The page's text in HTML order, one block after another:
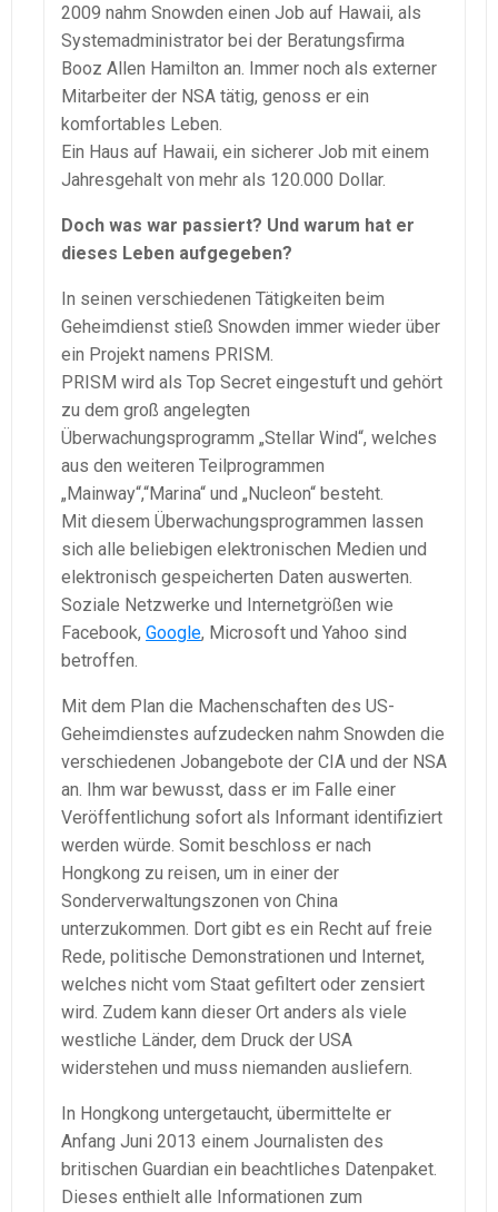
2009 nahm Snowden einen Job auf Hawaii, als
Systemadministrator bei der Beratungsfirma
Booz Allen Hamilton an. Immer noch als externer
Mitarbeiter der NSA tätig, genoss er ein
komfortables Leben.
Ein Haus auf Hawaii, ein sicherer Job mit einem
Jahresgehalt von mehr als 120.000 Dollar.
Doch was war passiert? Und warum hat er
dieses Leben aufgegeben?
In seinen verschiedenen Tätigkeiten beim
Geheimdienst stieß Snowden immer wieder über
ein Projekt namens PRISM.
PRISM wird als Top Secret eingestuft und gehört
zu dem groß angelegten
Überwachungsprogramm „Stellar Wind“, welches
aus den weiteren Teilprogrammen
„Mainway“,“Marina“ und „Nucleon“ besteht.
Mit diesem Überwachungsprogrammen lassen
sich alle beliebigen elektronischen Medien und
elektronisch gespeicherten Daten auswerten.
Soziale Netzwerke und Internetgrößen wie
Facebook, Google, Microsoft und Yahoo sind
betroffen.
Mit dem Plan die Machenschaften des US-
Geheimdienstes aufzudecken nahm Snowden die
verschiedenen Jobangebote der CIA und der NSA
an. Ihm war bewusst, dass er im Falle einer
Veröffentlichung sofort als Informant identifiziert
werden würde. Somit beschloss er nach
Hongkong zu reisen, um in einer der
Sonderverwaltungszonen von China
unterzukommen. Dort gibt es ein Recht auf freie
Rede, politische Demonstrationen und Internet,
welches nicht vom Staat gefiltert oder zensiert
wird. Zudem kann dieser Ort anders als viele
westliche Länder, dem Druck der USA
widerstehen und muss niemanden ausliefern.
In Hongkong untergetaucht, übermittelte er
Anfang Juni 2013 einem Journalisten des
britischen Guardian ein beachtliches Datenpaket.
Dieses enthielt alle Informationen zum